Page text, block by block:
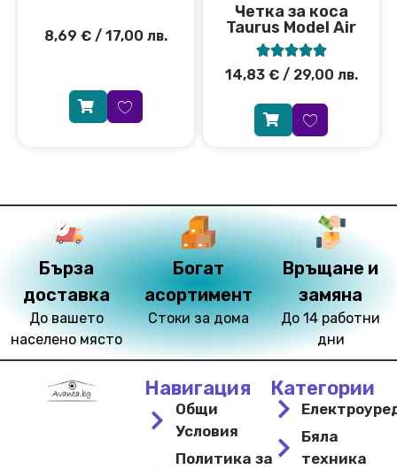
8,69 € / 17,00 лв.
Четка за коса
Taurus Model Air

14,83 €/ 29,00 лв.
Бърза
доставка
До вашето
населено място
Богат
асортимент
Стоки за дома
Връщане и
замяна
До 14 работни
дни
Навигация
Общи
Условия
Политика за
Категории
Бяла
техника